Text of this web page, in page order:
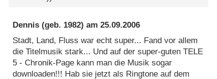
Dennis (geb. 1982) am25.09.2006
Stadt, Land, Fluss war echt super... Fand vor allem
die Titelmusik stark... Und auf der super-guten TELE
5 - Chronik-Page kann man die Musik sogar
downloaden!!! Hab sie jetzt als Ringtone auf dem